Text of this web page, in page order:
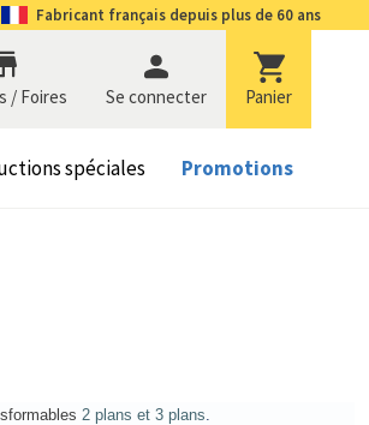
Fabricant français depuis plus de 60 ans
/ Foires se connecter Panier
spéciales Promotions
2 plans et 3 plans